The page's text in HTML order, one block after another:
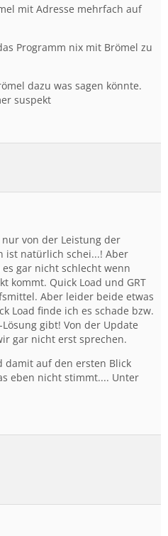
mit Adresse mehrfach auf
Programm nix mit Brömel zu
dazu was sagen könnte.
suspekt
von der Leistung der
ist natürlich schei...! Aber
gar nicht schlecht wenn
kommt. Quick Load und GRT
Aber leider beide etwas
Load finde ich es schade bzw.
gibt! Von der Update
gar nicht erst sprechen.
damit auf den ersten Blick
eben nicht stimmt.... Unter